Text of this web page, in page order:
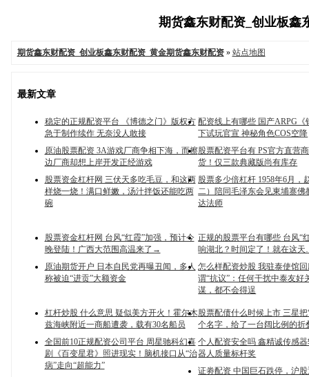
期货鑫东财配资_创业板鑫
期货鑫东财配资_创业板鑫东财配资_黄金期货鑫东财配资» 站点地图
最新文章
稳定的正规配资平台 《博德之门》版权方
急于制作续作 无奈没人敢接
配资线上有哪些 国产ARPG《
下试玩官宣 神秘角色COS空降
原油股票配资 3A游戏厂商争相下海，而擦
边厂商却想上岸开发正经游戏
股票配资平台有 PS官方直营
货！仅三款典藏版尚有库存
股票资金杠杆网 三伏天多吃毛豆，和这两
样烧一烧！满口鲜嫩，汤汁拌饭还能吃两
碗
股票多少倍杠杆 1958年6月，
二）陪同毛泽东会见東埔寨佛
达法师
股票资金杠杆网 台风“红霞”加强，预计今
晚登陆！广西大范围高温来了→
正规的股票平台有哪些 台风“
响湖北？时间定了！就在这
原油期货开户 日本自民党再曝丑闻，多人
称被迫“进贡”大额资金
怎么样配资炒股 我驻泰使馆
谓“抗议”：任何干扰中泰友好
谋，都不会得逞
杠杆炒股 什么意思 疑似美方开火！霍尔木
兹海峡附近一商船遭袭，载有30名船员
股票配债什么时候上市 三星把
个名字，给了一台阔比例的折
全国前10正规配资公司平台 周星驰科幻喜
剧《百变星君》照进现实！脑机接口从“治
病”走向“超能力”
个人配资安全吗 鑫精诚传感
器人质量标杆奖
证劵配资 中国巨石跌停，沪